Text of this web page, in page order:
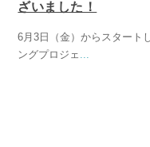
ざいました！
6月3日（金）からスタート
ングプロジェ ...